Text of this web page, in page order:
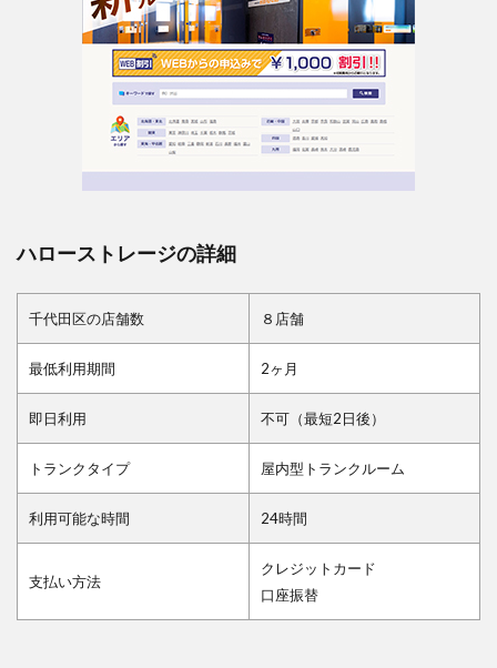
ハローストレージの詳細
千代田区の店舗数 ８店舗
最低利用期間 2ヶ月
即日利用 不可（最短2日後）
トランクタイプ 屋内型トランクルーム
利用可能な時間 24時間
支払い方法
クレジットカード
口座振替